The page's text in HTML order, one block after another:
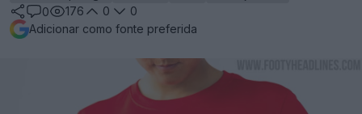
0
176 0
0
Adicionar como fonte preferida